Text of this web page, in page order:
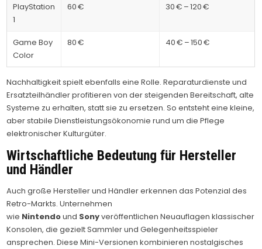
PlayStation
1
60 € 30 € – 120 €
Game Boy
Color
80 € 40 € – 150 €
Nachhaltigkeit spielt ebenfalls eine Rolle. Reparaturdienste und
Ersatzteilhändler profitieren von der steigenden Bereitschaft, alte
Systeme zu erhalten, statt sie zu ersetzen. So entsteht eine kleine,
aber stabile Dienstleistungsökonomie rund um die Pflege
elektronischer Kulturgüter.
Wirtschaftliche Bedeutung für Hersteller
und Händler
Auch große Hersteller und Händler erkennen das Potenzial des
Retro-Markts. Unternehmen
wie Nintendound Sonyveröffentlichen Neuauflagen klassischer
Konsolen, die gezielt Sammler und Gelegenheitsspieler
ansprechen. Diese Mini-Versionen kombinieren nostalgisches